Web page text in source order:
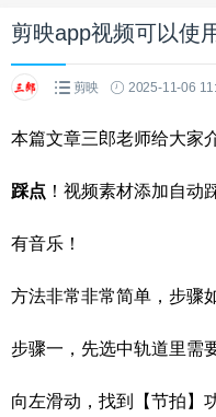
剪映app视频可以使
剪映 2025-11-06
本篇文章三郎老师给大家
踩点 ！视频素材添加自动
有音乐！
方法非常非常简单，步骤
步骤一，先选中轨道里需
向左滑动，找到【节拍】